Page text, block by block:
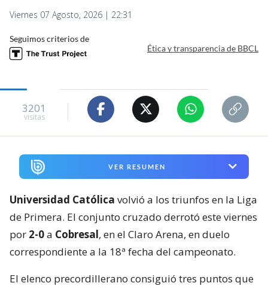
Viernes 07 Agosto, 2026 | 22:31
Seguimos criterios de
Ética y transparencia de BBCL
3201
visitas
VER RESUMEN
Universidad Católica volvió a los triunfos en la Liga
de Primera. El conjunto cruzado derrotó este viernes
por 2-0a Cobresal, en el Claro Arena, en duelo
correspondiente a la 18ª fecha del campeonato.
El elenco precordillerano consiguió tres puntos que